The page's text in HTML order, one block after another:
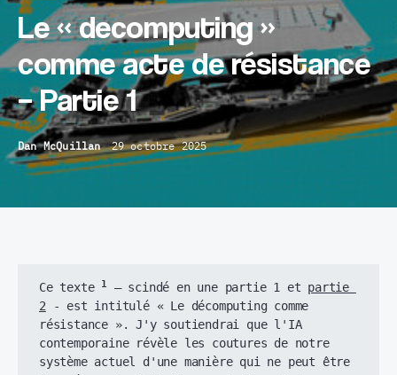
Le « decomputing »
comme acte de résistance
– Partie 1
Dan McQuillan 29 octobre 2025
Ce texte 1 – scindé en une partie 1 et partie
2 - est intitulé « Le décomputing comme
résistance ». J'y soutiendrai que l'IA
contemporaine révèle les coutures de notre
système actuel d'une manière qui ne peut être